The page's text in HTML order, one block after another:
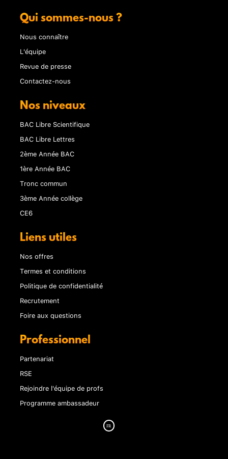
Qui sommes-nous ?
Nous connaître
L'équipe
Revue de presse
Contactez-nous
Nos niveaux
BAC Libre Scientifique
BAC Libre Lettres
2ème Année BAC
1ère Année BAC
Tronc commun
3ème Année collège
CE6
Liens utiles
Nos offres
Termes et conditions
Politique de confidentialité
Recrutement
Foire aux questions
Professionnel
Partenariat
RSE
Rejoindre l'équipe de profs
Programme ambassadeur